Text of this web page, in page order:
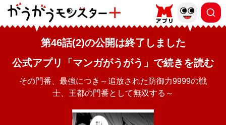
第46話(2)の公開は終了しました
公式アプリ「マンガがうがう」で続きを読む
その門番、最強につき～追放された防御力9999の戦
士、王都の門番として無双する～